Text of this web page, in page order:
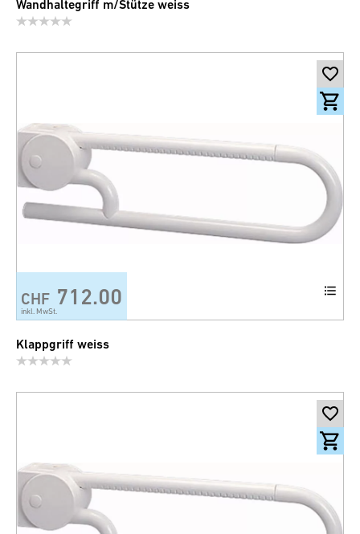
Wandhaltegriff m/Stütze weiss
CHF 712.00
inkl. MwSt.
Klappgriff weiss